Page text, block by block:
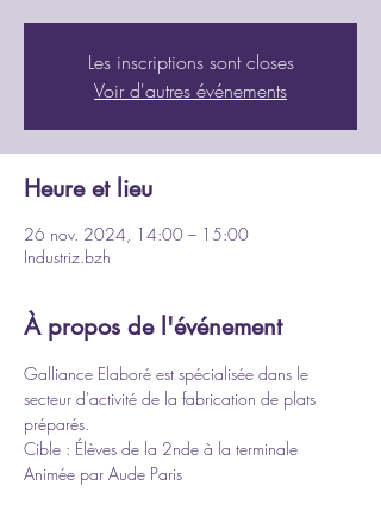
Les inscriptions sont closes
Voir d'autres événements
Heure et lieu
26 nov. 2024, 14:00 – 15:00
Industriz.bzh
À propos de l'événement
Galliance Elaboré est spécialisée dans le
secteur d'activité de la fabrication de plats
préparés.
Cible : Élèves de la 2nde à la terminale
Animée par Aude Paris